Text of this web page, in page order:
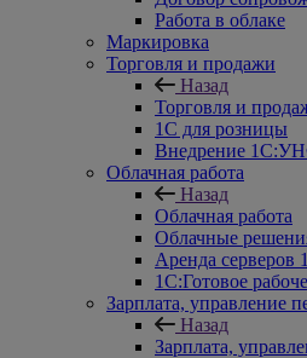
Работа в облаке
Маркировка
Торговля и продажи
Назад
Торговля и
1С для розницы
Внедрение
Облачная работа
Назад
Облачная работа
Облачные
Аренда серверов
1C:Готовое
Зарплата, управление
Назад
Зарплата,